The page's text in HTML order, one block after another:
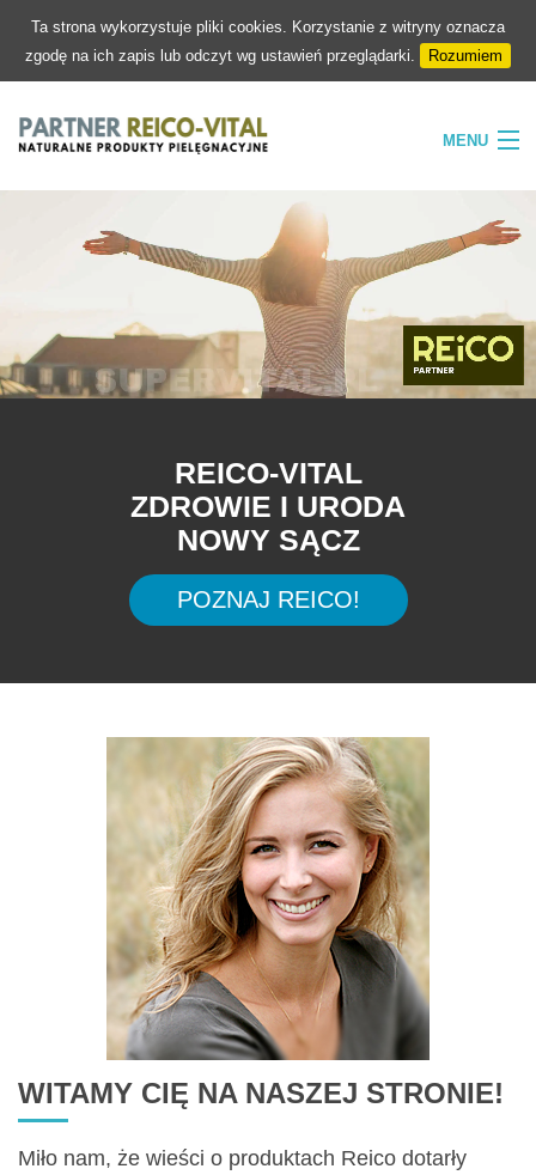
Ta strona wykorzystuje pliki cookies. Korzystanie z witryny oznacza
zgodę na ich zapis lub odczyt wg ustawień przeglądarki.
Rozumiem
MENU
PIELĘGNACJA
SKLEP
REICO-VITAL
ZDROWIE I URODA
NOWY SĄCZ
POZNAJ REICO!
WITAMY CIĘ NA NASZEJ STRONIE!
Miło nam, że wieści o produktach Reico dotarły